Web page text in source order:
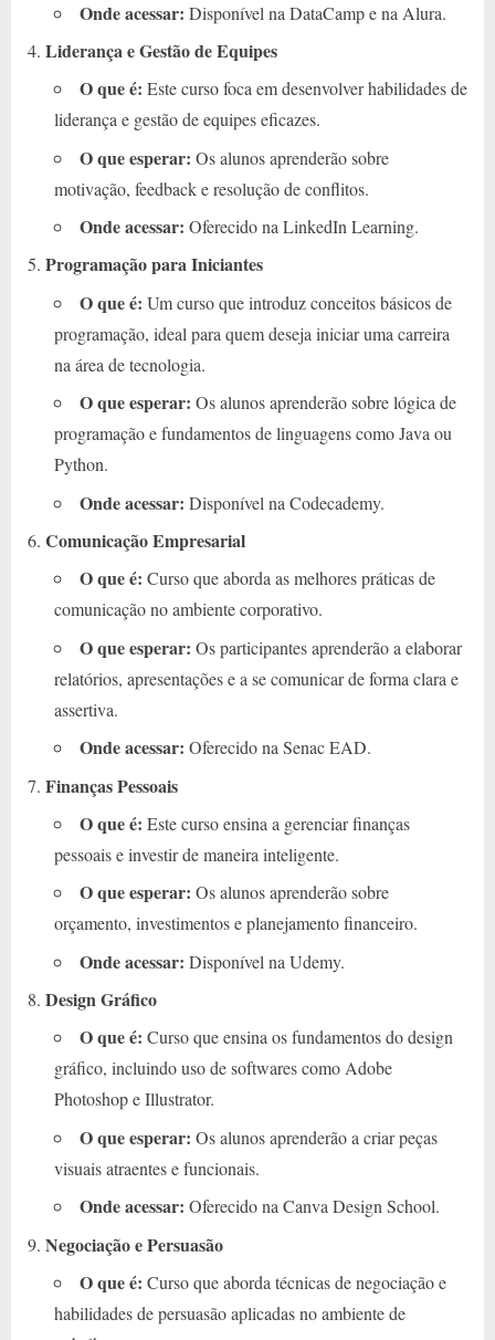
Onde acessar: Disponível na DataCamp e na Alura.
Liderança e Gestão de Equipes
O que é: Este curso foca em desenvolver habilidades de
liderança e gestão de equipes eficazes.
O que esperar: Os alunos aprenderão sobre
motivação, feedback e resolução de conflitos.
Onde acessar: Oferecido na LinkedIn Learning.
Programação para Iniciantes
O que é: Um curso que introduz conceitos básicos de
programação, ideal para quem deseja iniciar uma carreira
na área de tecnologia.
O que esperar: Os alunos aprenderão sobre lógica de
programação e fundamentos de linguagens como Java ou
Python.
Onde acessar: Disponível na Codecademy.
Comunicação Empresarial
O que é: Curso que aborda as melhores práticas de
comunicação no ambiente corporativo.
O que esperar: Os participantes aprenderão a elaborar
relatórios, apresentações e a se comunicar de forma clara e
assertiva.
Onde acessar: Oferecido na Senac EAD.
Finanças Pessoais
O que é: Este curso ensina a gerenciar finanças
pessoais e investir de maneira inteligente.
O que esperar: Os alunos aprenderão sobre
orçamento, investimentos e planejamento financeiro.
Onde acessar: Disponível na Udemy.
Design Gráfico
O que é: Curso que ensina os fundamentos do design
gráfico, incluindo uso de softwares como Adobe
Photoshop e Illustrator.
O que esperar: Os alunos aprenderão a criar peças
visuais atraentes e funcionais.
Onde acessar: Oferecido na Canva Design School.
Negociação e Persuasão
O que é: Curso que aborda técnicas de negociação e
habilidades de persuasão aplicadas no ambiente de